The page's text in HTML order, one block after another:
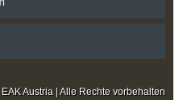
Austria | Alle Rechte vorbehalten